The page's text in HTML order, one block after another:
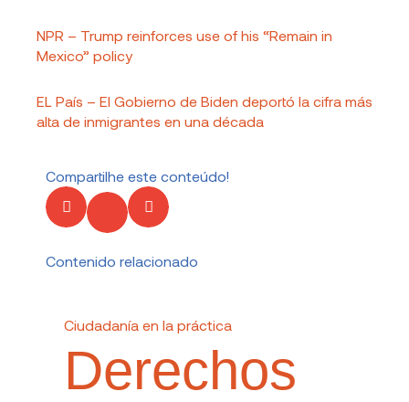
NPR – Trump reinforces use of his “Remain in
Mexico” policy
EL País – El Gobierno de Biden deportó la cifra más
alta de inmigrantes en una década
Compartilhe este conteúdo!
Contenido relacionado
Ciudadanía en la práctica
Derechos